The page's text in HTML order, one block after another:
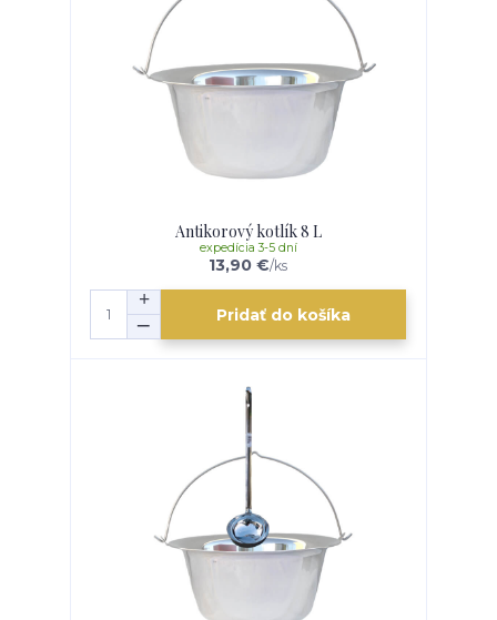
Antikorový kotlík 8 L
13,90 €/ks
expedícia 3-5 dní
Pridať do košíka